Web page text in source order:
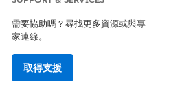
請讓我們知道，以
需要協助嗎？尋找更多資源或與專
家連線。
取得支援